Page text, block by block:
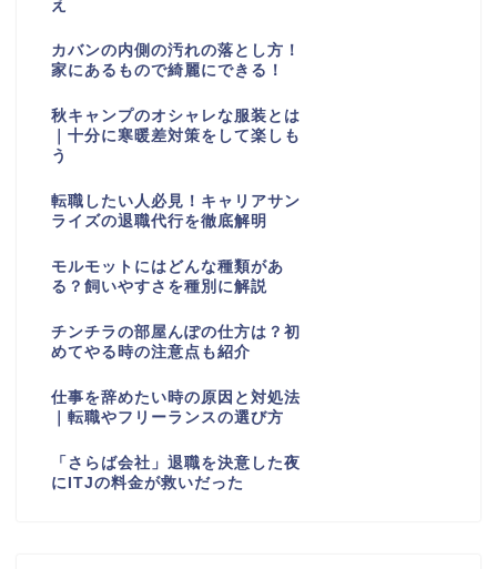
え
カバンの内側の汚れの落とし方！
家にあるもので綺麗にできる！
秋キャンプのオシャレな服装とは
｜十分に寒暖差対策をして楽しも
う
転職したい人必見！キャリアサン
ライズの退職代行を徹底解明
モルモットにはどんな種類があ
る？飼いやすさを種別に解説
チンチラの部屋んぽの仕方は？初
めてやる時の注意点も紹介
仕事を辞めたい時の原因と対処法
｜転職やフリーランスの選び方
「さらば会社」退職を決意した夜
にITJの料金が救いだった